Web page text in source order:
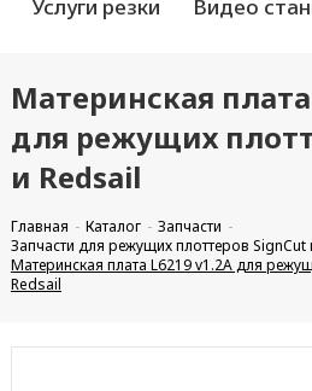
Услуги резки
Видео
Материнская
для режущих
и Redsail
Главная Каталог
Запчасти
Запчасти для режущих плоттеров SignCut
Материнская плата L6219 v1.2A для
Redsail